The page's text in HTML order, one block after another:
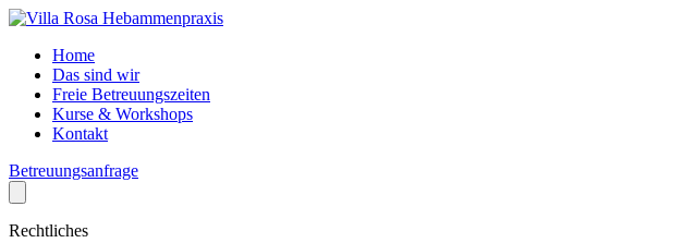
Home
Das sind wir
Freie Betreuungszeiten
Kurse & Workshops
Kontakt
Betreuungsanfrage
Rechtliches